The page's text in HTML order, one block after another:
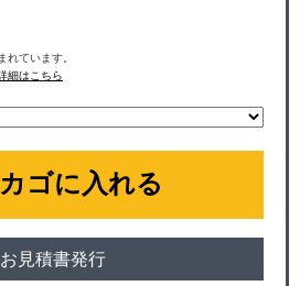
ています。
細はこちら
カゴに入れる
お見積書発行